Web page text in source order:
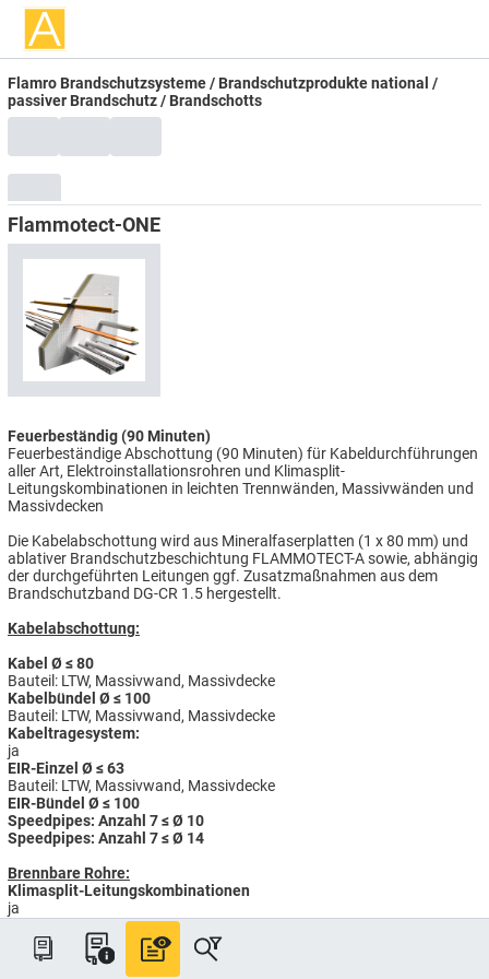
Flamro Brandschutzsysteme / Brandschutzprodukte national /
passiver Brandschutz / Brandschotts
Flammotect-ONE
Feuerbeständig (90 Minuten)
Feuerbeständige Abschottung (90 Minuten) für Kabeldurchführungen
aller Art, Elektroinstallationsrohren und Klimasplit-
Leitungskombinationen in leichten Trennwänden, Massivwänden und
Massivdecken
Die Kabelabschottung wird aus Mineralfaserplatten (1 x 80 mm) und
ablativer Brandschutzbeschichtung FLAMMOTECT-A sowie, abhängig
der durchgeführten Leitungen ggf. Zusatzmaßnahmen aus dem
Brandschutzband DG-CR 1.5 hergestellt.
Kabelabschottung:
Kabel Ø ≤ 80
Bauteil: LTW, Massivwand, Massivdecke
Kabelbündel Ø ≤ 100
Bauteil: LTW, Massivwand, Massivdecke
Kabeltragesystem:
ja
EIR-Einzel Ø ≤ 63
Bauteil: LTW, Massivwand, Massivdecke
EIR-Bündel Ø ≤ 100
Speedpipes: Anzahl 7 ≤ Ø 10
Speedpipes: Anzahl 7 ≤ Ø 14
Brennbare Rohre:
Klimasplit-Leitungs­kombinationen
ja
Kombiabschottung:
Die unter „Kabelabschottung“, „nichtbrennbare Rohre“ bzw.